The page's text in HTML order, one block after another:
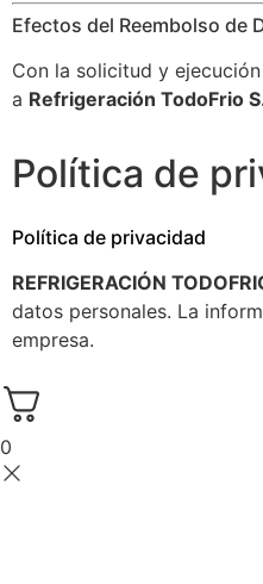
Efectos del Reembolso de
Con la solicitud y
a Refrigeración TodoFrio
Política de
Política de privacidad
REFRIGERACIÓN
datos personales. La
empresa.
0